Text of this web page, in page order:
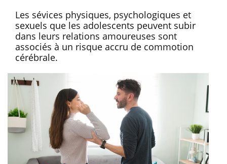
Les sévices physiques, psychologiques et
sexuels que les adolescents peuvent subir
dans leurs relations amoureuses sont
associés à un risque accru de commotion
cérébrale.